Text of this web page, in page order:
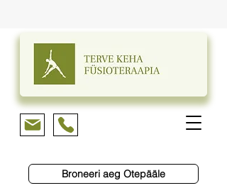
Broneeri aeg Otepääle